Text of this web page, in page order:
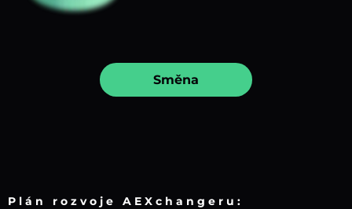
Směna
Plán rozvoje AEXchangeru: